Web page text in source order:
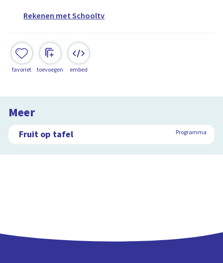
Rekenen met Schooltv
favoriet toevoegen embed
Meer
Fruit op tafel Programma